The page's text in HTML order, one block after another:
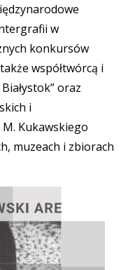
w
konkursów
współtwórcą i
oraz
i
Kukawskiego
muzeach i zbiorach